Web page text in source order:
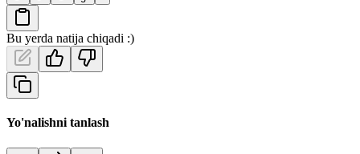
Bu yerda natija chiqadi :)
Yo'nalishni tanlash